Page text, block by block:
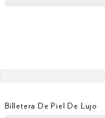
Billetera De Piel De Lujo